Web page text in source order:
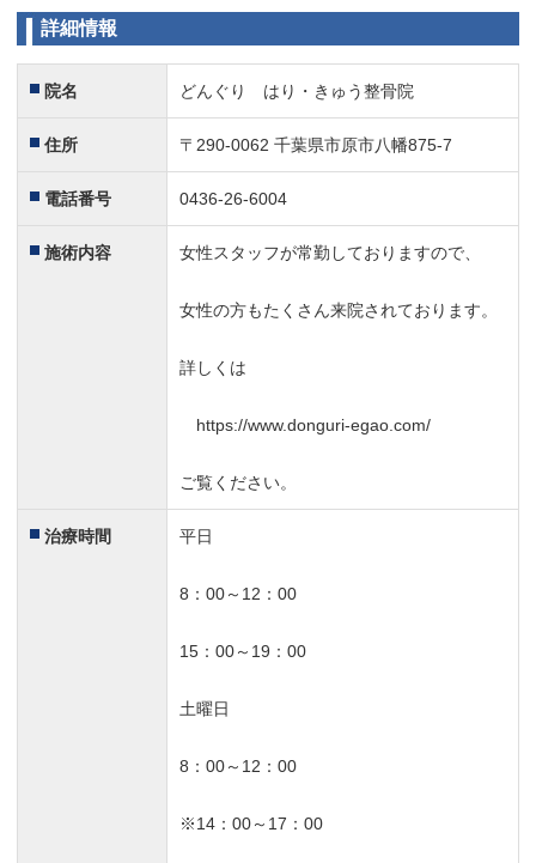
詳細情報
院名 どんぐり はり・きゅう整骨院
住所 〒290-0062 千葉県市原市八幡875-7
電話番号 0436-26-6004
施術内容 女性スタッフが常勤しておりますので、
女性の方もたくさん来院されております。
詳しくは
https://www.donguri-egao.com/
ご覧ください。
治療時間 平日
8：00～12：00
15：00～19：00
土曜日
8：00～12：00
※14：00～17：00